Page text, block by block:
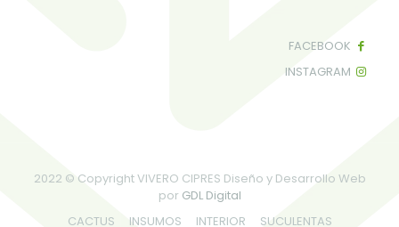
FACEBOOK
INSTAGRAM
2022 © Copyright VIVERO CIPRES Diseño y Desarrollo Web
por GDL Digital
CACTUS
INSUMOS INTERIOR SUCULENTAS